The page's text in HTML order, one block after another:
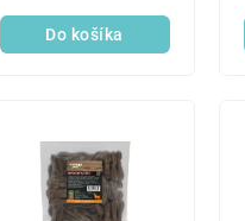
Do košíka